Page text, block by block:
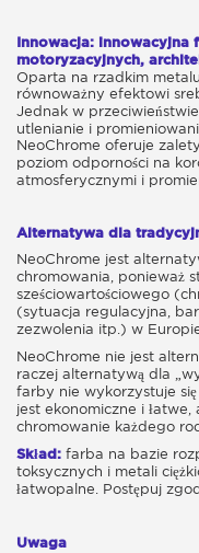
Innowacja: innowacyjna
motoryzacyjnych,
Oparta na rzadkim
równoważny efektowi
Jednak w
utlenianie i
NeoChrome oferuje
poziom odporności na
atmosferycznymi i
Alternatywa dla
NeoChrome jest
chromowania, ponieważ
sześciowartościowego
(sytuacja regulacyjna,
zezwolenia itp.) w
NeoChrome nie jest
raczej alternatywą dla
farby nie wykorzystuje
jest ekonomiczne i
chromowanie każdego
Skład: farba na bazie
toksycznych i metali
łatwopalne. Postępuj
Uwaga